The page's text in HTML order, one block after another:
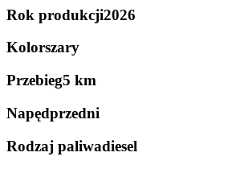
Rok produkcji2026
Kolorszary
Przebieg5 km
Napędprzedni
Rodzaj paliwadiesel